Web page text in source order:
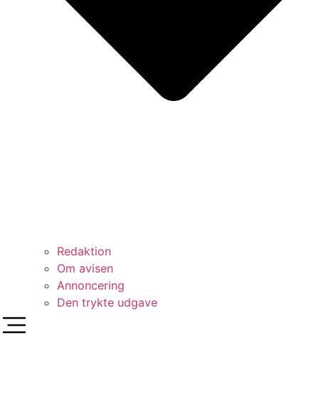
Redaktion
Om avisen
Annoncering
Den trykte udgave